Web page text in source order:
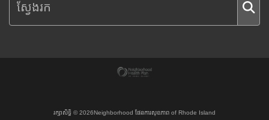
រក្សាសិទ្ធិ ©2026Neighborhood ផែនការសុខភាព of Rhode Island